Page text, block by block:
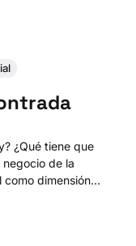
¿Qué tiene que
de la
como dimensión